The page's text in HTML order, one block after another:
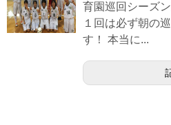
育園巡回シーズ
１回は必ず朝の
す！ 本当に...